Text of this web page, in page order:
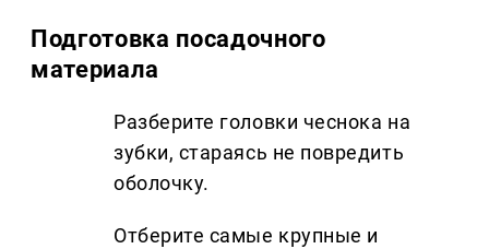
Подготовка посадочного
материала
Разберите головки чеснока на
зубки, стараясь не повредить
оболочку.
Отберите самые крупные и